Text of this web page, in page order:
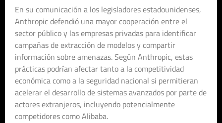
En su comunicación a los legisladores estadounidenses,
Anthropic defendió una mayor cooperación entre el
sector público y las empresas privadas para identificar
campañas de extracción de modelos y compartir
información sobre amenazas. Según Anthropic, estas
prácticas podrían afectar tanto a la competitividad
económica como a la seguridad nacional si permitieran
acelerar el desarrollo de sistemas avanzados por parte de
actores extranjeros, incluyendo potencialmente
competidores como Alibaba.